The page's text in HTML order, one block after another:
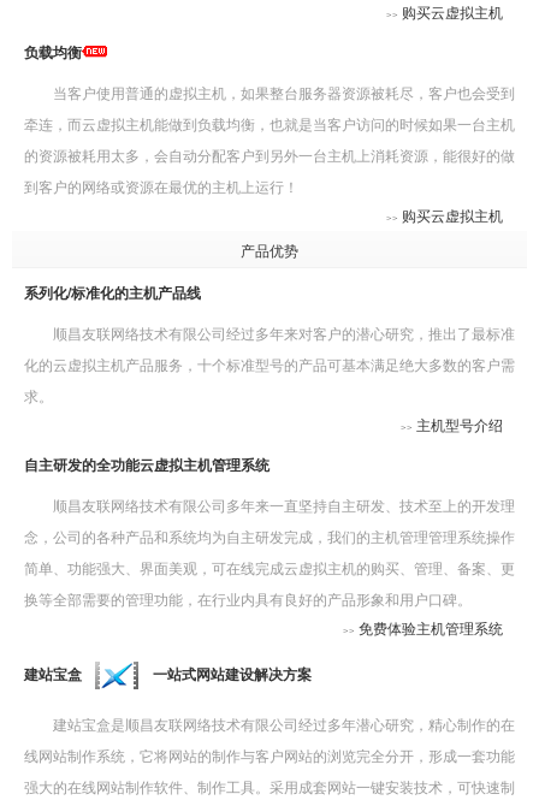
>> 购买云虚拟主机
负载均衡
当客户使用普通的虚拟主机，如果整台服务器资源被耗尽，客户也会受到
牵连，而云虚拟主机能做到负载均衡，也就是当客户访问的时候如果一台主机
的资源被耗用太多，会自动分配客户到另外一台主机上消耗资源，能很好的做
到客户的网络或资源在最优的主机上运行！
>> 购买云虚拟主机
产品优势
系列化/标准化的主机产品线
顺昌友联网络技术有限公司经过多年来对客户的潜心研究，推出了最标准
化的云虚拟主机产品服务，十个标准型号的产品可基本满足绝大多数的客户需
求。
>> 主机型号介绍
自主研发的全功能云虚拟主机管理系统
顺昌友联网络技术有限公司多年来一直坚持自主研发、技术至上的开发理
念，公司的各种产品和系统均为自主研发完成，我们的主机管理管理系统操作
简单、功能强大、界面美观，可在线完成云虚拟主机的购买、管理、备案、更
换等全部需要的管理功能，在行业内具有良好的产品形象和用户口碑。
>> 免费体验主机管理系统
建站宝盒 一站式网站建设解决方案
建站宝盒是顺昌友联网络技术有限公司经过多年潜心研究，精心制作的在
线网站制作系统，它将网站的制作与客户网站的浏览完全分开，形成一套功能
强大的在线网站制作软件、制作工具。采用成套网站一键安装技术，可快速制